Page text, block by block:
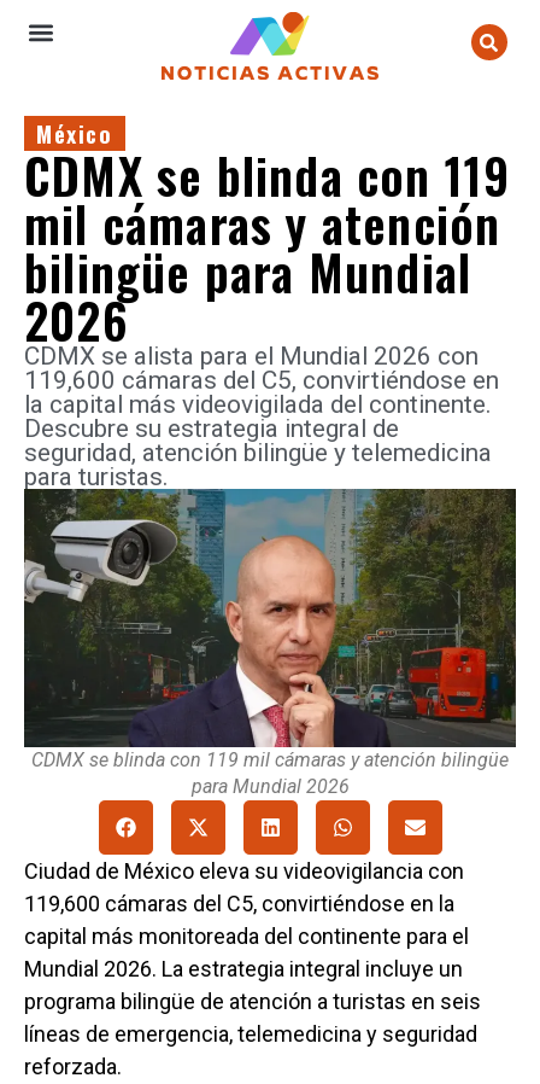
México
CDMX se blinda con 119
mil cámaras y atención
bilingüe para Mundial
2026
CDMX se alista para el Mundial 2026 con
119,600 cámaras del C5, convirtiéndose en
la capital más videovigilada del continente.
Descubre su estrategia integral de
seguridad, atención bilingüe y telemedicina
para turistas.
CDMX se blinda con 119 mil cámaras y atención bilingüe
para Mundial 2026
Ciudad de México eleva su videovigilancia con
119,600 cámaras del C5, convirtiéndose en la
capital más monitoreada del continente para el
Mundial 2026. La estrategia integral incluye un
programa bilingüe de atención a turistas en seis
líneas de emergencia, telemedicina y seguridad
reforzada.